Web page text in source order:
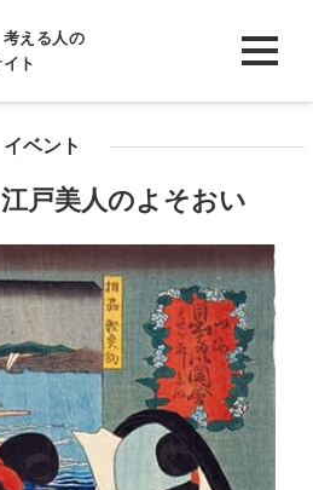
える人の
ト
イベント
戸美人のよそおい